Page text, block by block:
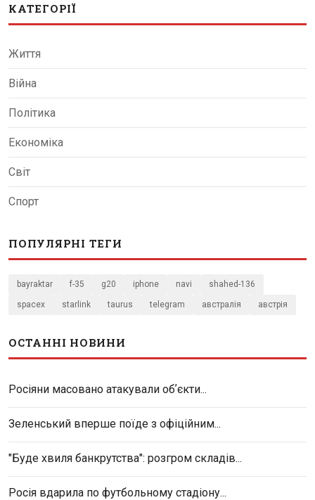
КАТЕГОРІЇ
Життя
Війна
Політика
Економіка
Світ
Спорт
ПОПУЛЯРНІ ТЕГИ
bayraktar f-35 g20 iphone navi shahed-136
spacex starlink taurus telegram австралія австрія
ОСТАННІ НОВИНИ
Росіяни масовано атакували обʼєкти...
Зеленський вперше поїде з офіційним...
"Буде хвиля банкрутства": розгром складів...
Росія вдарила по футбольному стадіону...